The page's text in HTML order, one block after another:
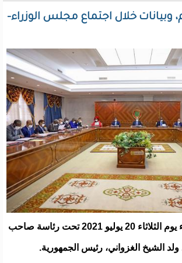
خلال اجتماع مجلس الوزراء-
اجتمع مجلس الوزراء يوم الثلاثاء 20 يوليو 2021 تحت رئاسة صاحب
الشيخ الغزواني، رئيس الجمهورية.